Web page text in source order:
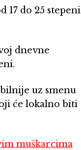
17 do 25 stepeni
dnevne
uz smenu
će lokalno biti
muškarcima